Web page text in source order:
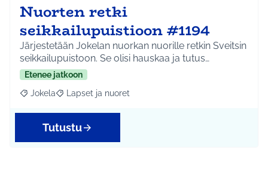
Nuorten retki
seikkailupuistioon #1194
Järjestetään Jokelan nuorkan nuorille retkin Sveitsin
seikkailupuistoon. Se olisi hauskaa ja tutus…
Etenee jatkoon
Rajaa tulokset aihepiirin mukaan: Jokela
Jokela Rajaa tulokset teeman mukaan: Lapset ja nuoret
Lapset ja nuoret
Tutustu